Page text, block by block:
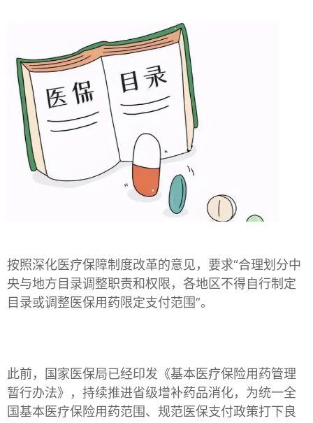
按照深化医疗保障制度改革的意见，要求“合理划分中
央与地方目录调整职责和权限，各地区不得自行制定
目录或调整医保用药限定支付范围”。
此前，国家医保局已经印发《基本医疗保险用药管理
暂行办法》，持续推进省级增补药品消化，为统一全
国基本医疗保险用药范围、规范医保支付政策打下良